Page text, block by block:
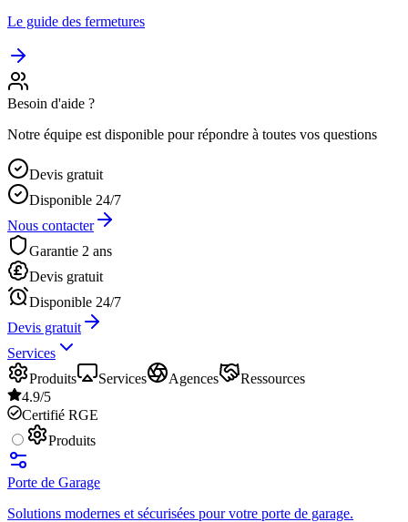
Le guide des fermetures
Besoin d'aide ?
Notre équipe est disponible pour répondre à toutes vos questions
Devis gratuit
Disponible 24/7
Nous contacter
Garantie 2 ans
Devis gratuit
Disponible 24/7
Devis gratuit
Services
Produits
Services Agences
Ressources
4.9/5
Certifié RGE
Produits
Porte de Garage
Solutions modernes et sécurisées pour votre porte de garage.